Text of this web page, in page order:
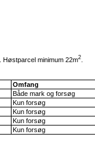
. Høstparcel minimum 22m2
Omfang
Både mark og forsøg
Kun forsøg
Kun forsøg
Kun forsøg
Kun forsøg